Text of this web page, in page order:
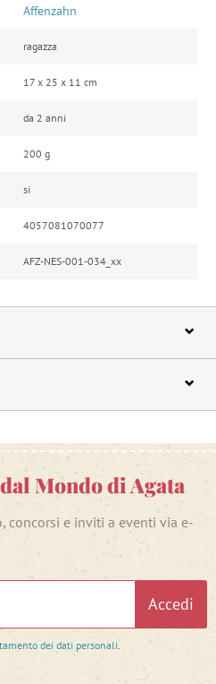
Affenzahn
ragazza
17 x 25 x 11 cm
da 2 anni
200 g
si
4057081070077
AFZ-NES-001-034_xx
Mondo di Agata
concorsi e inviti a eventi via e-
Accedi
dei dati personali